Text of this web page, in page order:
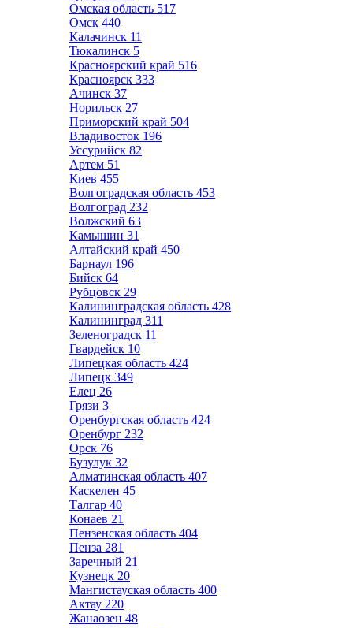
Омская область 517
Омск 440
Калачинск 11
Тюкалинск 5
Красноярский край 516
Красноярск 333
Ачинск 37
Норильск 27
Приморский край 504
Владивосток 196
Уссурийск 82
Артем 51
Киев 455
Волгоградская область 453
Волгоград 232
Волжский 63
Камышин 31
Алтайский край 450
Барнаул 196
Бийск 64
Рубцовск 29
Калининградская область 428
Калининград 311
Зеленоградск 11
Гвардейск 10
Липецкая область 424
Липецк 349
Елец 26
Грязи 3
Оренбургская область 424
Оренбург 232
Орск 76
Бузулук 32
Алматинская область 407
Каскелен 45
Талгар 40
Конаев 21
Пензенская область 404
Пенза 281
Заречный 21
Кузнецк 20
Мангистауская область 400
Актау 220
Жанаозен 48